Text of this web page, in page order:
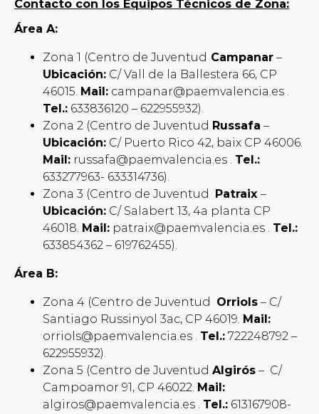
Contacto con los Equipos Técnicos de Zona:
Área A:
Zona 1 (Centro de Juventud Campanar –
Ubicación: C/ Vall de la Ballestera 66, CP
46015. Mail: campanar@paemvalencia.es .
Tel.: 633836120 – 622955932).
Zona 2 (Centro de Juventud Russafa –
Ubicación: C/ Puerto Rico 42, baix CP 46006.
Mail: russafa@paemvalencia.es . Tel.:
633277963- 633314736).
Zona 3 (Centro de Juventud
Patraix –
Ubicación: C/ Salabert 13, 4a planta CP
46018. Mail: patraix@paemvalencia.es . Tel.:
633854362 – 619762455).
Área B:
Zona 4 (Centro de Juventud Orriols – C/
Santiago Russinyol 3ac, CP 46019. Mail:
orriols@paemvalencia.es . Tel.: 722248792 –
622955932).
Zona 5 (Centro de Juventud Algirós – C/
Campoamor 91, CP 46022. Mail:
algiros@paemvalencia.es . Tel.: 613167908-